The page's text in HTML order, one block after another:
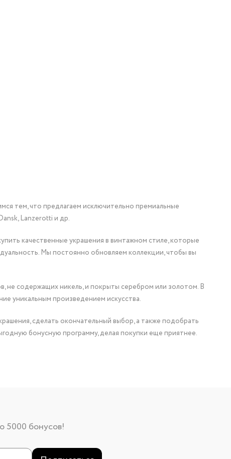
тем, что предлагаем исключительно премиальные
Lanzerotti и др.
качественные украшения в винтажном стиле, которые
Мы постоянно обновляем коллекции, чтобы вы
не содержащих никель, и покрыты серебром или золотом. В
уникальным произведением искусства.
сделать окончательный выбор, а также подобрать
бонусную программу, делая покупки еще приятнее.
5000 бонусов!